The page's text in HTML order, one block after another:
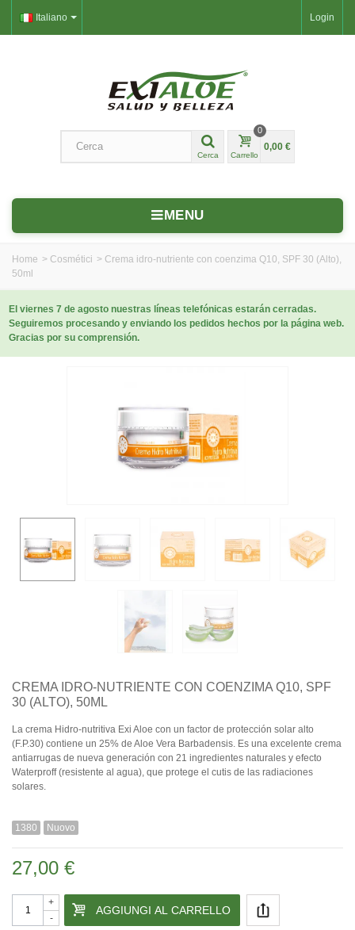
Login
Italiano
Cerca Carrello
0
0,00 €
MENU
Home > Cosmétici > Crema idro-nutriente con coenzima Q10, SPF 30 (Alto),
50ml
El viernes 7 de agosto nuestras líneas telefónicas estarán cerradas.
Seguiremos procesando y enviando los pedidos hechos por la página web.
Gracias por su comprensión.
CREMA IDRO-NUTRIENTE CON COENZIMA Q10, SPF
30 (ALTO), 50ML
La crema Hidro-nutritiva Exi Aloe con un factor de protección solar alto
(F.P.30) contiene un 25% de Aloe Vera Barbadensis. Es una excelente crema
antiarrugas de nueva generación con 21 ingredientes naturales y efecto
Waterproff (resistente al agua), que protege el cutis de las radiaciones
solares.
1380 Nuovo
27,00 €
-
+
AGGIUNGI AL CARRELLO